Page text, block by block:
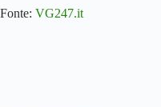
Fonte: VG247.it